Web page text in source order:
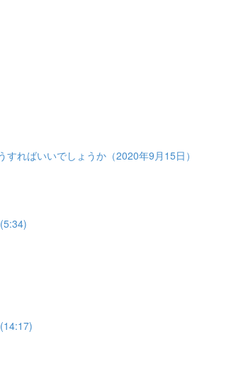
ればいいでしょうか（2020年9月15日）